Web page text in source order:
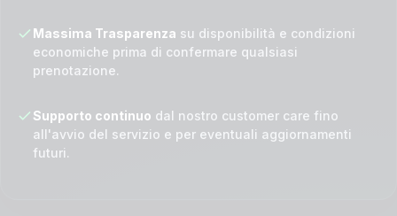
Massima Trasparenza su disponibilità e condizioni
economiche prima di confermare qualsiasi
prenotazione.
Supporto continuo dal nostro customer care fino
all'avvio del servizio e per eventuali aggiornamenti
futuri.